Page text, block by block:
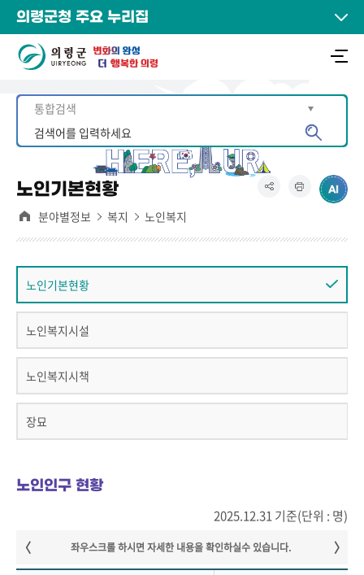
의령군청 주요 누리집
노인기본현황
분야별정보 복지 노인복지
노인기본현황
노인복지시설
노인복지시책
장묘
노인인구 현황
2025.12.31 기준(단위 : 명)